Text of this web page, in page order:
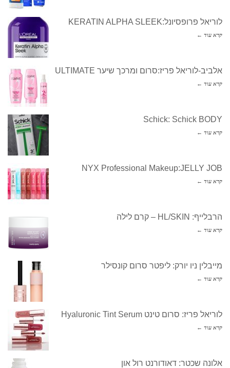
לוריאל פרופסיונל:KERATIN ALPHA SLEEK
קרא עוד ←
אלביב-לוריאל פריז:סרום ומרכך שיער ULTIMATE
קרא עוד ←
Schick: Schick BODY
קרא עוד ←
NYX Professional Makeup:JELLY JOB
קרא עוד ←
הרבלייף: HL/SKIN – קרם לילה
קרא עוד ←
מייבלין ניו יורק: ליפטר סרום קונסילר
קרא עוד ←
לוריאל פריז: סרום טינט Hyaluronic Tint Serum
קרא עוד ←
אלונה שכטר: דאודורנט רול און